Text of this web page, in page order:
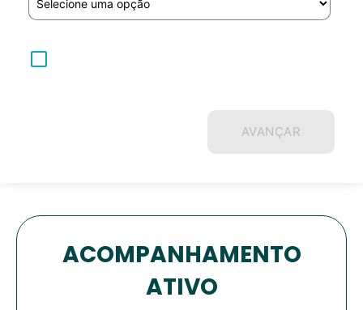
AVANÇAR
ACOMPANHAMENTO
ATIVO